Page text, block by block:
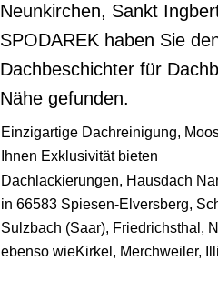
Neunkirchen, Sankt
SPODAREK haben Sie
Dachbeschichter für
Nähe gefunden.
Einzigartige Dachreinigung,
Ihnen Exklusivität bieten
Dachlackierungen, Hausdach
in 66583 Spiesen-Elversberg,
Sulzbach (Saar), Friedrichsthal,
ebenso wieKirkel, Merchweiler,